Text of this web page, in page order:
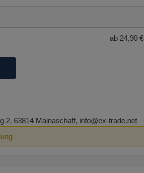
ab 24,90 €
2, 63814 Mainaschaff, info@ex-trade.net